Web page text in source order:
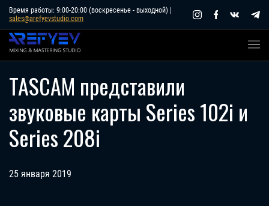
Skip
content
Время работы: 9:00-20:00 (воскресенье - выходной) |
sales@arefyevstudio.com
TASCAM представили
звуковые карты Series 102i и
Series 208i
25 января 2019